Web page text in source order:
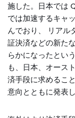
施した。日本では
では加速するキャ
んでおり、 リアル
証決済などの新た
らかになったとい
も、日本、オース
済手段に求めるこ
意向とともに発表し